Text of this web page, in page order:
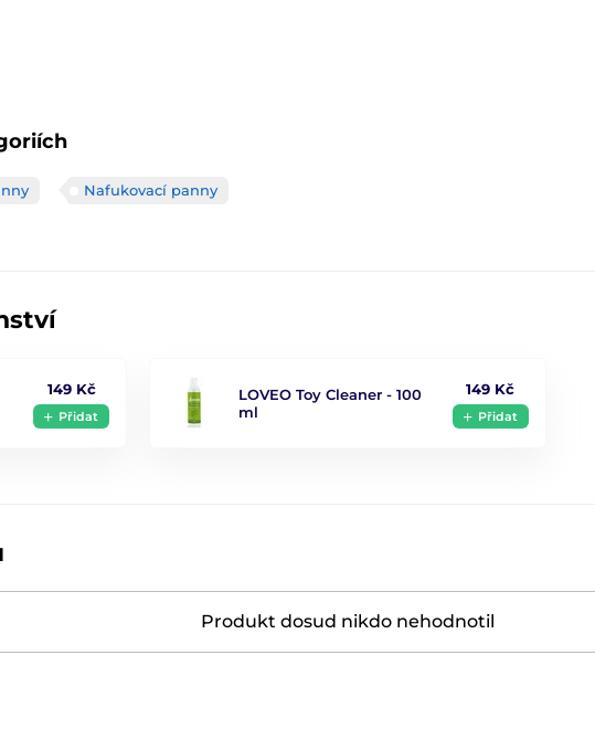
Nafukovací panny
149 Kč
Přidat
LOVEO Toy Cleaner - 100
ml
149 Kč
Přidat
Produkt dosud nikdo nehodnotil